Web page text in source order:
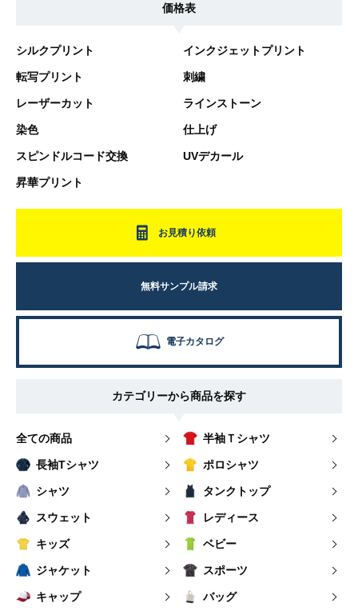
価格表
シルクプリント インクジェットプリント
転写プリント 刺繍
レーザーカット ラインストーン
染色 仕上げ
スピンドルコード交換 UVデカール
昇華プリント
お見積り依頼
無料サンプル請求
電子カタログ
カテゴリーから商品を探す
全ての商品 半袖Ｔシャツ
長袖Tシャツ ポロシャツ
シャツ タンクトップ
スウェット レディース
キッズ ベビー
ジャケット スポーツ
キャップ バッグ